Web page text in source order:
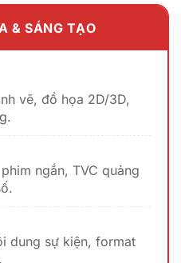
& SÁNG TẠO
vẽ, đồ họa 2D/3D,
ngắn, TVC quảng
dung sự kiện, format